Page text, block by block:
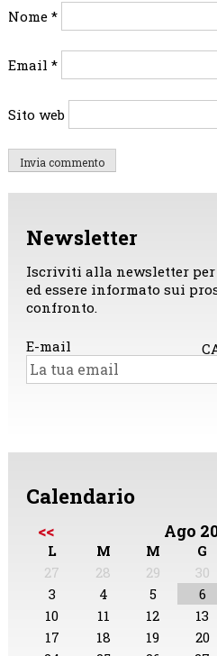
Nome *
Email *
Sito web
Newsletter
Iscriviti alla newsletter
ed essere informato sui
confronto.
E-mail
Calendario
<< Ago
L M M G
27
28 29 30
3
4 5 6
10
11 12 13
17
18 19 20